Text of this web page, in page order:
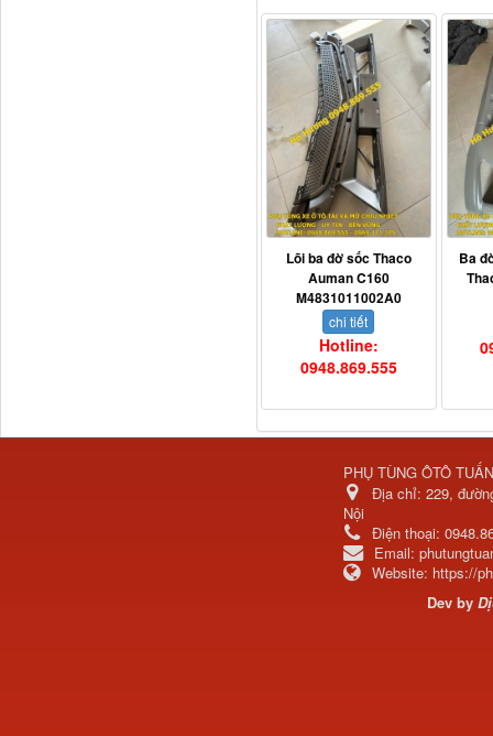
Lõi ba đờ sốc Thaco
Auman C160
M4831011002A0
chi tiết
Hotline:
0948.869.555
Ba
PHỤ TÙNG ÔTÔ
Địa chỉ: 229,
Nội
Điện thoại:
Email:
Website: https://
Dev by